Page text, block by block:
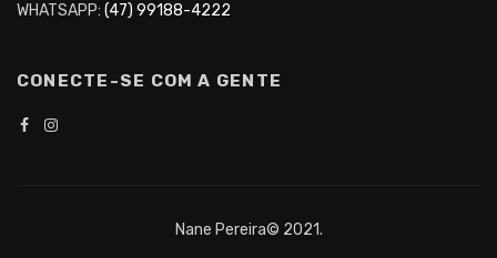
WHATSAPP: (47) 99188-4222
CONECTE-SE COM A GENTE
Nane Pereira© 2021.